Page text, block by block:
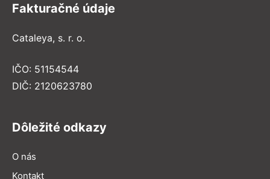
Fakturačné údaje
Cataleya, s. r. o.
IČO: 51154544
DIČ: 2120623780
Dôležité odkazy
O nás
Kontakt